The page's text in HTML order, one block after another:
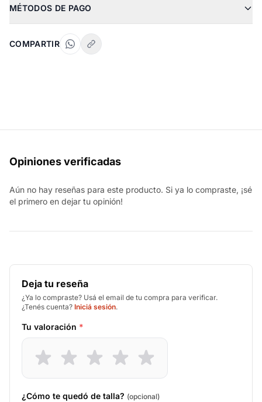
MÉTODOS DE PAGO
COMPARTIR
Opiniones verificadas
Aún no hay reseñas para este producto. Si ya lo compraste, ¡sé
el primero en dejar tu opinión!
Deja tu reseña
¿Ya lo compraste? Usá el email de tu compra para verificar.
¿Tenés cuenta? Iniciá sesión.
Tu valoración *
¿Cómo te quedó de talla? (opcional)